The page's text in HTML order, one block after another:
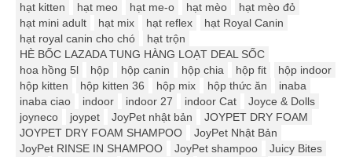
hạt kitten
hạt meo hạt me-o hạt mèo
hạt mèo đỏ
hạt mini adult
hạt mix hạt reflex
hạt Royal Canin
hạt royal canin cho chó
hạt trộn
HÈ BỐC LAZADA TUNG HÀNG LOẠT DEAL SỐC
hoa hồng 5l
hộp hộp canin hộp chia hộp fit
hộp indoor
hộp kitten
hộp kitten 36 hộp mix hộp thức ăn
inaba
inaba ciao
indoor indoor 27 indoor Cat
Joyce & Dolls
joyneco
joypet JoyPet nhật bản
JOYPET DRY FOAM
JOYPET DRY FOAM SHAMPOO
JoyPet Nhật Bản
JoyPet RINSE IN SHAMPOO
JoyPet shampoo
Juicy Bites